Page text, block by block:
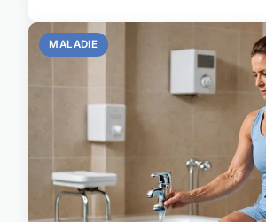
MALADIE